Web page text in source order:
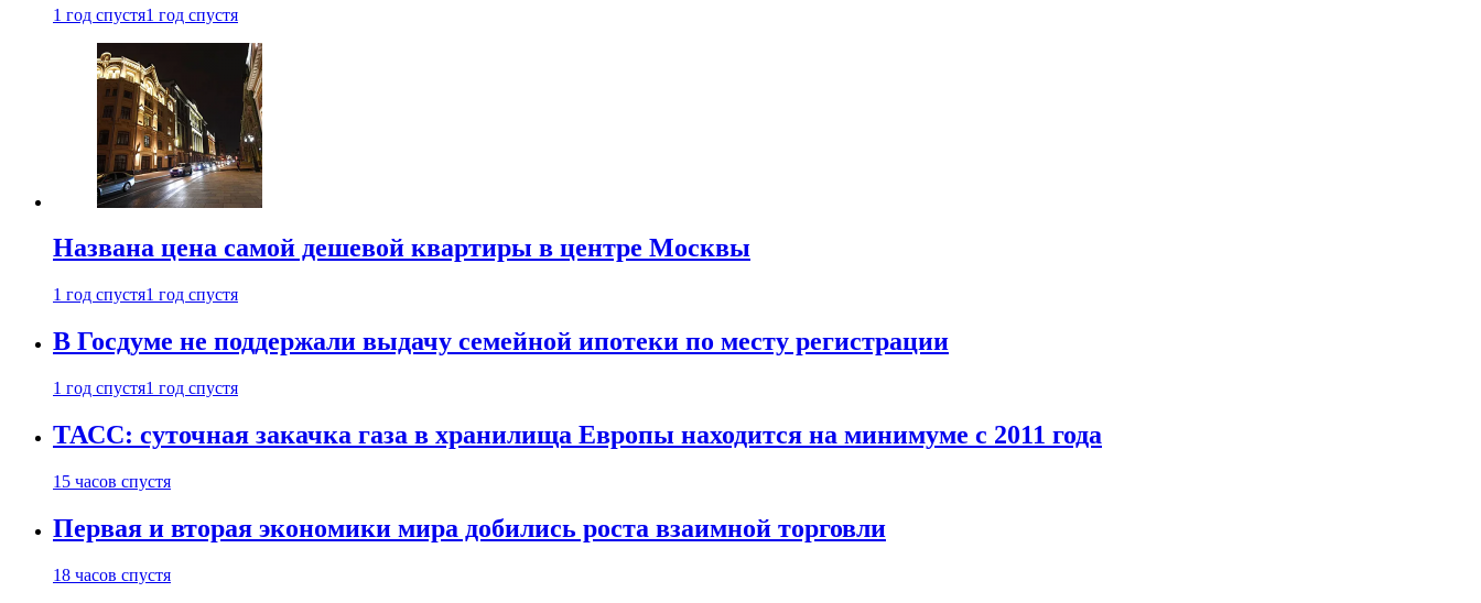
1 год спустя1 год спустя
Названа цена самой дешевой квартиры в центре Москвы
1 год спустя1 год спустя
В Госдуме не поддержали выдачу семейной ипотеки по месту регистрации
1 год спустя1 год спустя
ТАСС: суточная закачка газа в хранилища Европы находится на минимуме с 2011 года
15 часов спустя
Первая и вторая экономики мира добились роста взаимной торговли
18 часов спустя